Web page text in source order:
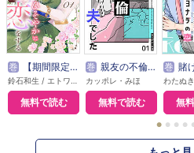
巻 【期間限定無料】本好き令嬢は敏腕公爵様とひそやかに恋をする
無料で読む
巻 親友の不倫相手は、夫でした【単話版】
カッポレ・みほ
無料で読む
巻 賭けからは
無
● ● ● ●